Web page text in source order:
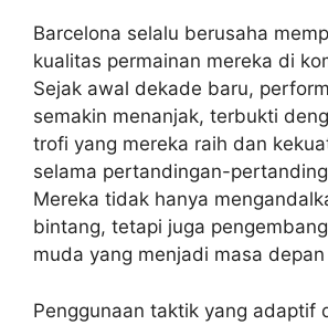
Barcelona selalu berusaha
kualitas permainan mereka di
Sejak awal dekade baru,
semakin menanjak, terbukti
trofi yang mereka raih dan
selama pertandingan-
Mereka tidak hanya
bintang, tetapi juga
muda yang menjadi masa
Penggunaan taktik yang adaptif